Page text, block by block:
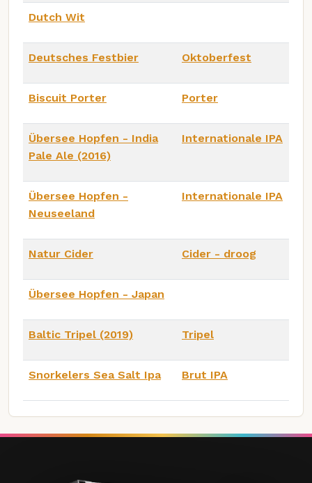
Dutch Wit
Deutsches Festbier Oktoberfest
Biscuit Porter Porter
Übersee Hopfen - India
Pale Ale (2016)
Internationale IPA
Übersee Hopfen -
Neuseeland
Internationale IPA
Natur Cider Cider - droog
Übersee Hopfen - Japan
Baltic Tripel (2019) Tripel
Snorkelers Sea Salt Ipa Brut IPA